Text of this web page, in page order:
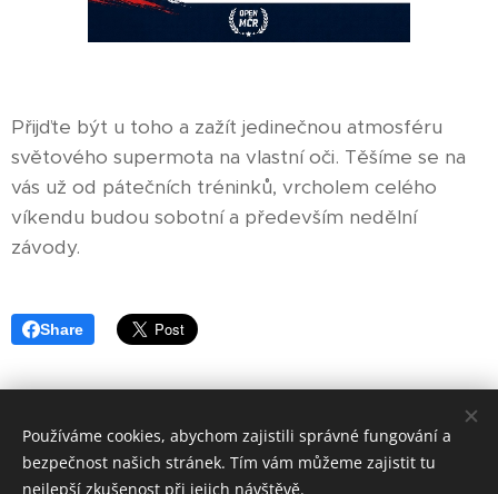
Přijďte být u toho a zažít jedinečnou atmosféru
světového supermota na vlastní oči. Těšíme se na
vás už od pátečních tréninků, vrcholem celého
víkendu budou sobotní a především nedělní
závody.
Share
© 2024CZECHSUPERMOTO.CZ.Všechna práva vyhrazena.
Cookies
Používáme cookies, abychom zajistili správné fungování a
bezpečnost našich stránek. Tím vám můžeme zajistit tu
nejlepší zkušenost při jejich návštěvě.